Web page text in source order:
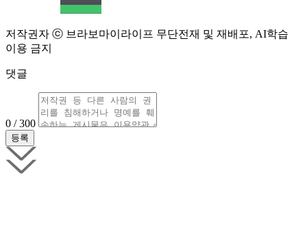
저작권자 ⓒ 브라보마이라이프 무단전재 및 재배포, AI학습
이용 금지
댓글
0 / 300